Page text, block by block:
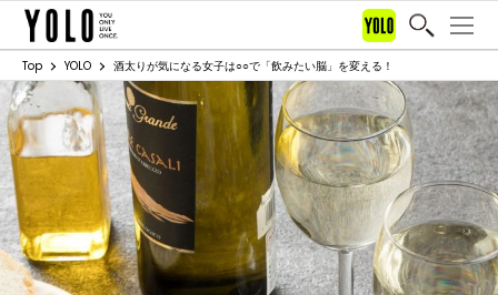
Top YOLO 酒太りが気になる女子は○○で「飲みたい脳」を変える！